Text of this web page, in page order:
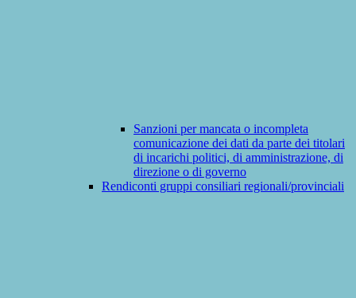
Sanzioni per mancata o incompleta
comunicazione dei dati da parte dei titolari
di incarichi politici, di amministrazione, di
direzione o di governo
Rendiconti gruppi consiliari regionali/provinciali